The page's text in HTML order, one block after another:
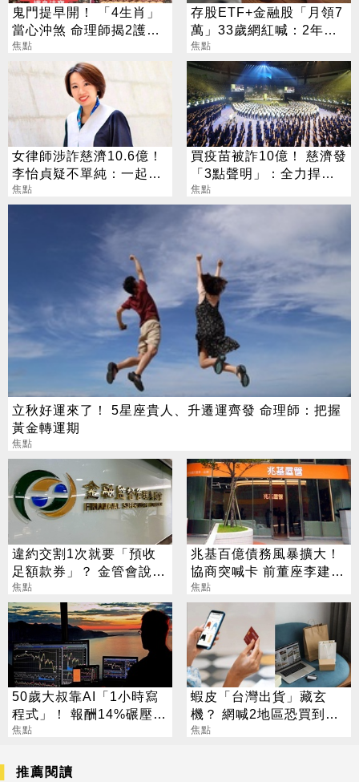
鬼門提早開！ 「4生肖」
當心沖煞 命理師揭2護身
法寶
焦點
存股ETF+金融股「月領7
萬」33歲網紅喊：2年內
要退休
焦點
女律師涉詐慈濟10.6億！
李怡貞疑不單純：一起洗
錢？
焦點
買疫苗被詐10億！ 慈濟發
「3點聲明」：全力捍衛
捐款人權益
焦點
立秋好運來了！ 5星座貴人、升遷運齊發 命理師：把握
黃金轉運期
焦點
違約交割1次就要「預收
足額款券」？ 金管會說話
了
焦點
兆基百億債務風暴擴大！
協商突喊卡 前董座李建成
遭檢調搜索
焦點
50歲大叔靠AI「1小時寫
程式」！ 報酬14%碾壓標
普 直接辭職去炒股
焦點
蝦皮「台灣出貨」藏玄
機？ 網喊2地區恐買到假
貨 專家揭真相
焦點
推薦閱讀